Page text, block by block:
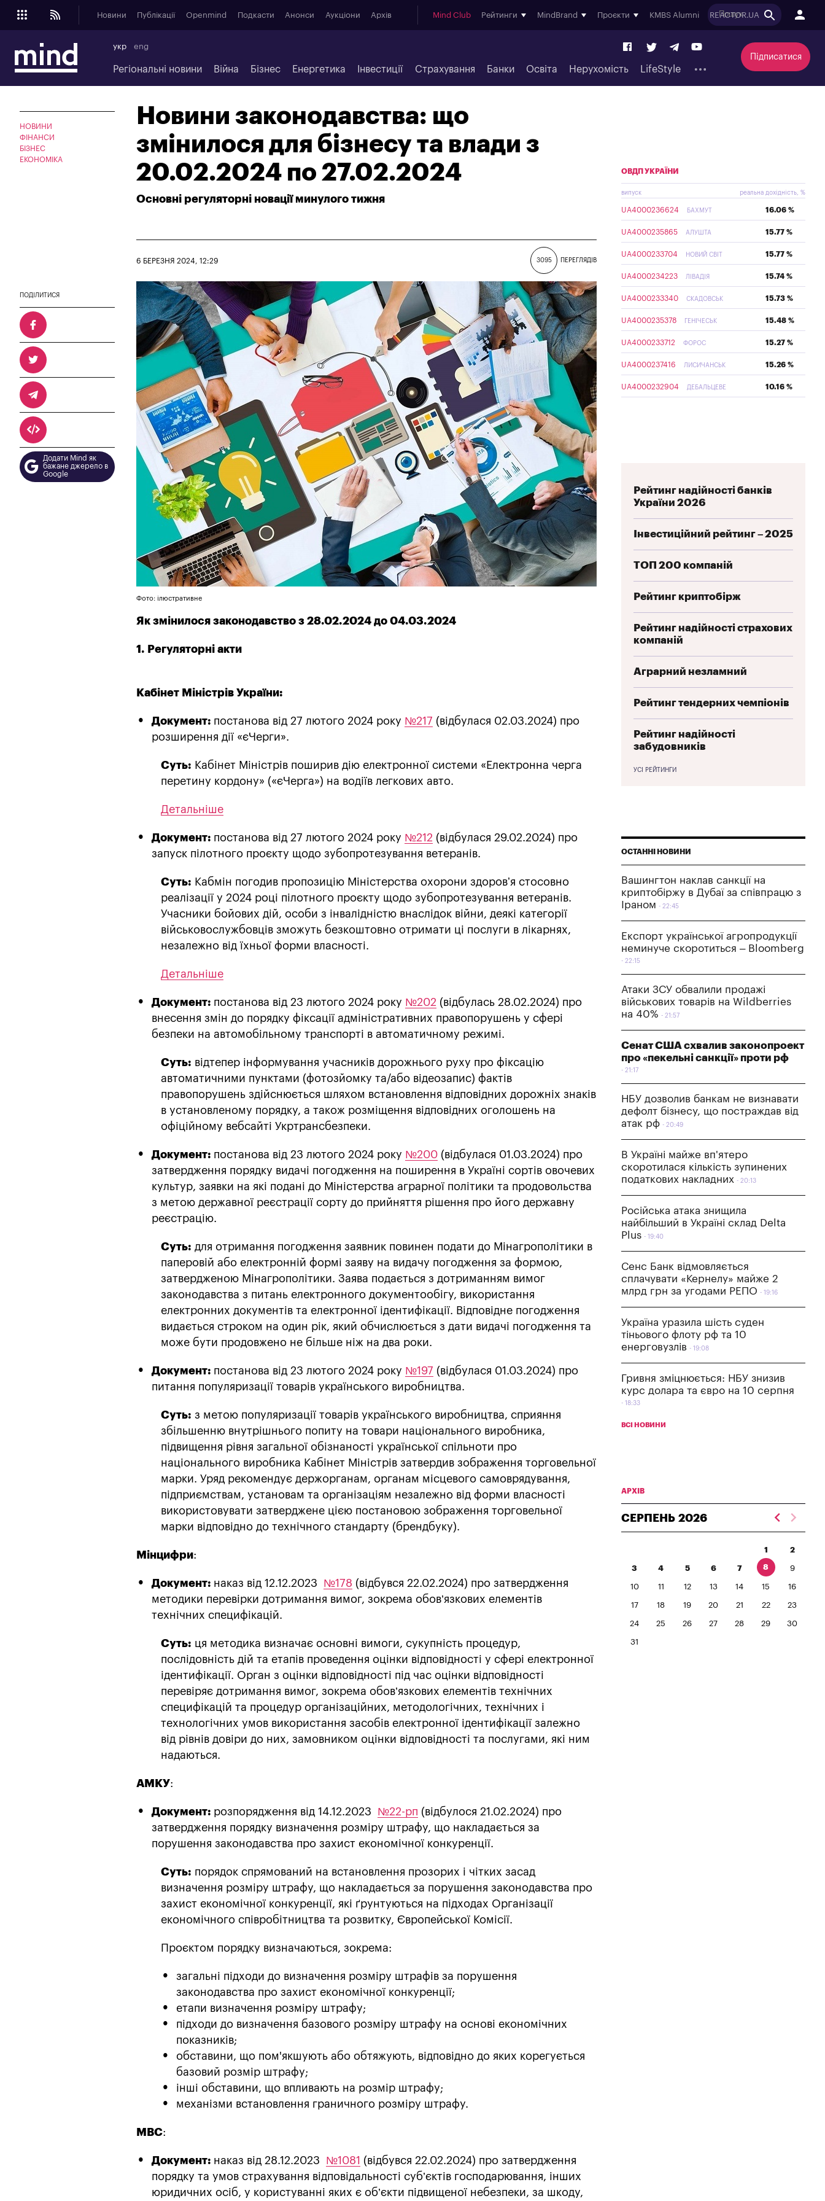
Новини Публікації Openmind Подкасти Анонси Аукціони Архів Mind Club Рейтинги MindBrand Проєкти KMBS Alumni REACTOR.UA
укр eng
Регіональні новини Війна Бізнес Енергетика Інвестиції Страхування Банки Освіта Нерухомість LifeStyle
Підписатися
НОВИНИ
ФІНАНСИ
БІЗНЕС
ЕКОНОМІКА
Новини законодавства: що
змінилося для бізнесу та влади з
20.02.2024 по 27.02.2024
Основні регуляторні новації минулого тижня
3095 ПЕРЕГЛЯДІВ
6 БЕРЕЗНЯ 2024, 12:29
ПОДІЛИТИСЯ
Додати Mind як
бажане джерело в
Google
Фото: ілюстративне
Як змінилося законодавство з 28.02.2024 до 04.03.2024
1. Регуляторні акти
Кабінет Міністрів України:
Документ: постанова від 27 лютого 2024 року №217 (відбулася 02.03.2024) про
розширення дії «єЧерги».
Суть: Кабінет Міністрів поширив дію електронної системи «Електронна черга
перетину кордону» («єЧерга») на водіїв легкових авто.
Детальніше
Документ: постанова від 27 лютого 2024 року №212 (відбулася 29.02.2024) про
запуск пілотного проєкту щодо зубопротезування ветеранів.
Суть: Кабмін погодив пропозицію Міністерства охорони здоровʼя стосовно
реалізації у 2024 році пілотного проєкту щодо зубопротезування ветеранів.
Учасники бойових дій, особи з інвалідністю внаслідок війни, деякі категорії
військовослужбовців зможуть безкоштовно отримати ці послуги в лікарнях,
незалежно від їхньої форми власності.
Детальніше
Документ: постанова від 23 лютого 2024 року №202 (відбулась 28.02.2024) про
внесення змін до порядку фіксації адміністративних правопорушень у сфері
безпеки на автомобільному транспорті в автоматичному режимі.
Суть: відтепер інформування учасників дорожнього руху про фіксацію
автоматичними пунктами (фотозйомку та/або відеозапис) фактів
правопорушень здійснюється шляхом встановлення відповідних дорожніх знаків
в установленому порядку, а також розміщення відповідних оголошень на
офіційному вебсайті Укртрансбезпеки.
Документ: постанова від 23 лютого 2024 року №200 (відбулася 01.03.2024) про
затвердження порядку видачі погодження на поширення в Україні сортів овочевих
культур, заявки на які подані до Міністерства аграрної політики та продовольства
з метою державної реєстрації сорту до прийняття рішення про його державну
реєстрацію.
Суть: для отримання погодження заявник повинен подати до Мінагрополітики в
паперовій або електронній формі заяву на видачу погодження за формою,
затвердженою Мінагрополітики. Заява подається з дотриманням вимог
законодавства з питань електронного документообігу, використання
електронних документів та електронної ідентифікації. Відповідне погодження
видається строком на один рік, який обчислюється з дати видачі погодження та
може бути продовжено не більше ніж на два роки.
Документ: постанова від 23 лютого 2024 року №197 (відбулася 01.03.2024) про
питання популяризації товарів українського виробництва.
Суть: з метою популяризації товарів українського виробництва, сприяння
збільшенню внутрішнього попиту на товари національного виробника,
підвищення рівня загальної обізнаності української спільноти про
національного виробника Кабінет Міністрів затвердив зображення торговельної
марки. Уряд рекомендує держорганам, органам місцевого самоврядування,
підприємствам, установам та організаціям незалежно від форми власності
використовувати затверджене цією постановою зображення торговельної
марки відповідно до технічного стандарту (брендбуку).
Мінцифри:
Документ: наказ від 12.12.2023 №178 (відбувся 22.02.2024) про затвердження
методики перевірки дотримання вимог, зокрема обов’язкових елементів
технічних специфікацій.
Суть: ця методика визначає основні вимоги, сукупність процедур,
послідовність дій та етапів проведення оцінки відповідності у сфері електронної
ідентифікації. Орган з оцінки відповідності під час оцінки відповідності
перевіряє дотримання вимог, зокрема обов’язкових елементів технічних
специфікацій та процедур організаційних, методологічних, технічних і
технологічних умов використання засобів електронної ідентифікації залежно
від рівнів довіри до них, замовником оцінки відповідності та послугами, які ним
надаються.
АМКУ:
Документ: розпорядження від 14.12.2023 №22-рп (відбулося 21.02.2024) про
затвердження порядку визначення розміру штрафу, що накладається за
порушення законодавства про захист економічної конкуренції.
Суть: порядок спрямований на встановлення прозорих і чітких засад
визначення розміру штрафу, що накладається за порушення законодавства про
захист економічної конкуренції, які ґрунтуються на підходах Організації
економічного співробітництва та розвитку, Європейської Комісії.
Проєктом порядку визначаються, зокрема:
загальні підходи до визначення розміру штрафів за порушення
законодавства про захист економічної конкуренції;
етапи визначення розміру штрафу;
підходи до визначення базового розміру штрафу на основі економічних
показників;
обставини, що пом'якшують або обтяжують, відповідно до яких корегується
базовий розмір штрафу;
інші обставини, що впливають на розмір штрафу;
механізми встановлення граничного розміру штрафу.
МВС:
Документ: наказ від 28.12.2023 №1081 (відбувся 22.02.2024) про затвердження
порядку та умов страхування відповідальності суб’єктів господарювання, інших
юридичних осіб, у користуванні яких є об’єкти підвищеної небезпеки, за шкоду,
ОВДП УКРАЇНИ
випуск реальна дохідність, %
UA4000236624 БАХМУТ 16.06 %
UA4000235865 АЛУШТА 15.77 %
UA4000233704 НОВИЙ СВІТ 15.77 %
UA4000234223 ЛІВАДІЯ 15.74 %
UA4000233340 СКАДОВСЬК 15.73 %
UA4000235378 ГЕНІЧЕСЬК 15.48 %
UA4000233712 ФОРОС 15.27 %
UA4000237416 ЛИСИЧАНСЬК 15.26 %
UA4000232904 ДЕБАЛЬЦЕВЕ 10.16 %
Рейтинг надійності банків
України 2026
Інвестиційний рейтинг – 2025
ТОП 200 компаній
Рейтинг криптобірж
Рейтинг надійності страхових
компаній
Аграрний незламний
Рейтинг тендерних чемпіонів
Рейтинг надійності
забудовників
УСІ РЕЙТИНГИ
ОСТАННІ НОВИНИ
Вашингтон наклав санкції на
криптобіржу в Дубаї за співпрацю з
Іраном
22:45
Експорт української агропродукції
неминуче скоротиться – Bloomberg
22:15
Атаки ЗСУ обвалили продажі
військових товарів на Wildberries
на 40%
21:57
Сенат США схвалив законопроект
про «пекельні санкції» проти рф
21:17
НБУ дозволив банкам не визнавати
дефолт бізнесу, що постраждав від
атак рф
20:49
В Україні майже вп'ятеро
скоротилася кількість зупинених
податкових накладних
20:13
Російська атака знищила
найбільший в Україні склад Delta
Plus
19:40
Сенс Банк відмовляється
сплачувати «Кернелу» майже 2
млрд грн за угодами РЕПО
19:16
Україна уразила шість суден
тіньового флоту рф та 10
енерговузлів
19:08
Гривня зміцнюється: НБУ знизив
курс долара та євро на 10 серпня
18:33
ВСІ НОВИНИ
АРХІВ
СЕРПЕНЬ 2026
1 2
3 4 5 6 7 8 9
10 11 12 13 14 15 16
17 18 19 20 21 22 23
24 25 26 27 28 29 30
31